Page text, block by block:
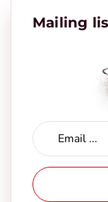
Mailing